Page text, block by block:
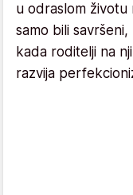
u odraslom
samo bili
kada roditelji na
razvija